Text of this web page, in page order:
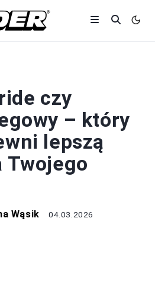
czy
– który
lepszą
Twojego
Wąsik 04.03.2026